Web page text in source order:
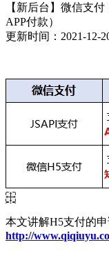
【新后台】微信支
APP付款）
更新时间：2021-12-
本文讲解H5支付的
http://